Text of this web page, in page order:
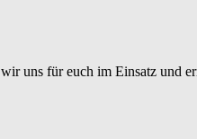
uns für euch im Einsatz und